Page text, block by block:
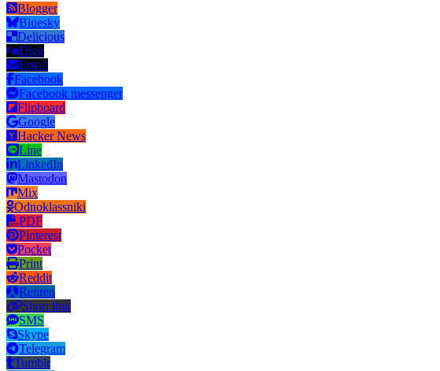
Blogger
Bluesky
Delicious
Digg
Email
Facebook
Facebook messenger
Flipboard
Google
Hacker News
Line
LinkedIn
Mastodon
Mix
Odnoklassniki
PDF
Pinterest
Pocket
Print
Reddit
Renren
Short link
SMS
Skype
Telegram
Tumblr